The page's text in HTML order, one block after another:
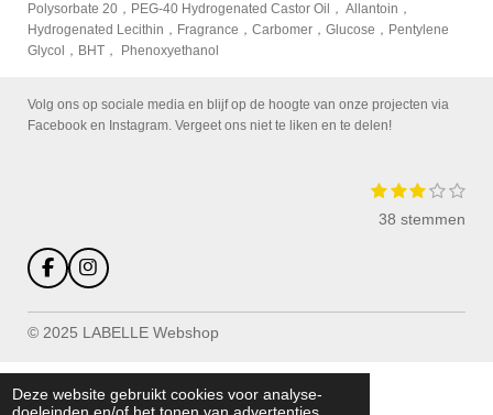
Deze website gebruikt cookies voor analyse-
Polysorbate 20，PEG-40 Hydrogenated Castor Oil， Allantoin，
Hydrogenated Lecithin，Fragrance，Carbomer，Glucose，Pentylene
Glycol，BHT， Phenoxyethanol
Volg ons op sociale media en blijf op de hoogte van onze projecten via
Facebook en Instagram. Vergeet ons niet te liken en te delen!
i
3
.
1
2
t
n
3
t
n
4
t
n
5
t
n
S
38 stemmen
F
a
c
e
k
I
n
s
a
© 2025 LABELLE Webshop